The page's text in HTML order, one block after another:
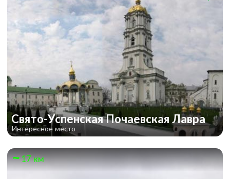
Свято-Успенская Почаевская Лавра
Интересное место
17 км